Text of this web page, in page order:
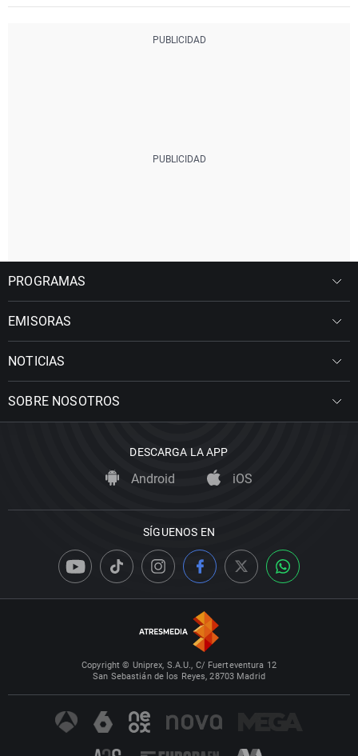
PROGRAMAS
EMISORAS
NOTICIAS
SOBRE NOSOTROS
DESCARGA LA APP
Android iOS
SÍGUENOS EN
Copyright © Uniprex, S.A.U., C/ Fuerteventura 12
San Sebastián de los Reyes, 28703 Madrid